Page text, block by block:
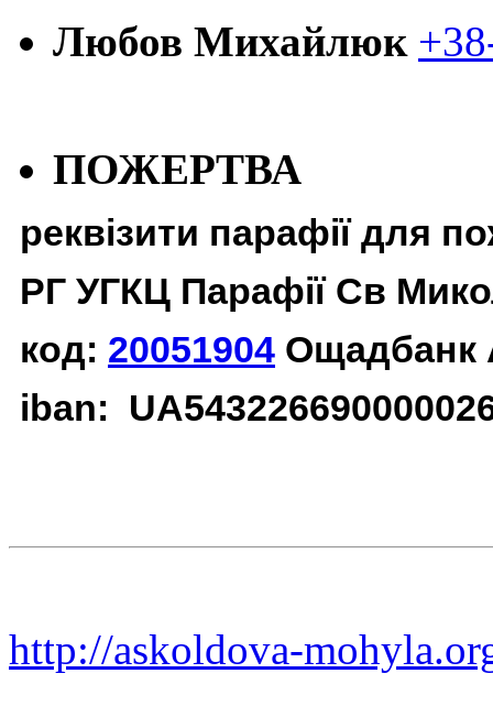
Любов Михайлюк
ПОЖЕРТВА
реквізити парафії для
РГ УГКЦ Парафії Св
код: 20051904 Ощадбанк
iban:
http://askoldova-